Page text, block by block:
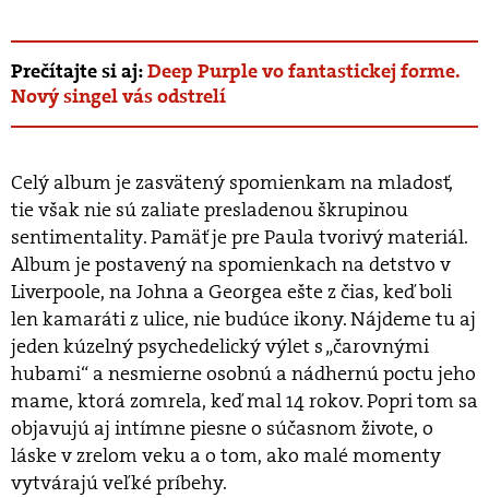
Prečítajte si aj:Deep Purple vo fantastickej forme.
Nový singel vás odstrelí
Celý album je zasvätený spomienkam na mladosť,
tie však nie sú zaliate presladenou škrupinou
sentimentality. Pamäť je pre Paula tvorivý materiál.
Album je postavený na spomienkach na detstvo v
Liverpoole, na Johna a Georgea ešte z čias, keď boli
len kamaráti z ulice, nie budúce ikony. Nájdeme tu aj
jeden kúzelný psychedelický výlet s „čarovnými
hubami“ a nesmierne osobnú a nádhernú poctu jeho
mame, ktorá zomrela, keď mal 14 rokov. Popri tom sa
objavujú aj intímne piesne o súčasnom živote, o
láske v zrelom veku a o tom, ako malé momenty
vytvárajú veľké príbehy.